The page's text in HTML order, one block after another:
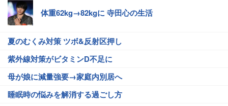
体重62kg→82kgに 寺田心の生活
夏のむくみ対策 ツボ&反射区押し
紫外線対策がビタミンD不足に
母が娘に減量強要→家庭内別居へ
睡眠時の悩みを解消する過ごし方